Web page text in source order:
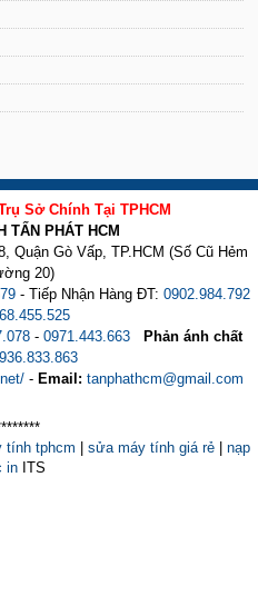
Sở Chính Tại TPHCM
TẤN PHÁT HCM
Gò Vấp, TP.HCM (Số Cũ Hẻm
20)
- Tiếp Nhận Hàng ĐT: 0902.984.792
- 0971.443.663
Phản ánh chất
- Email: tanphathcm@gmail.com
tính tphcm sửa máy tính giá rẻ
nạp
in ITS